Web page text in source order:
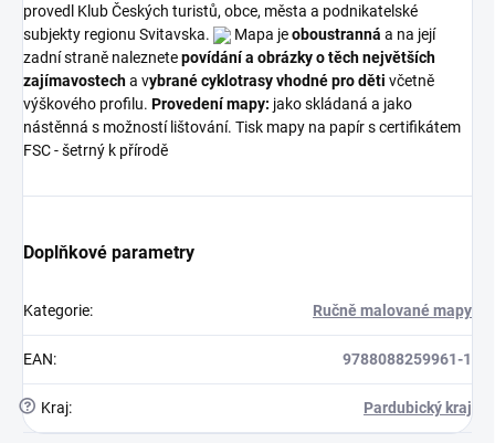
provedl Klub Českých turistů, obce, města a podnikatelské
subjekty regionu Svitavska.
Mapa jeoboustranná a na její
zadní straně naleznetepovídání a obrázky o těch největších
zajímavostecha vybrané cyklotrasy vhodné pro děti včetně
výškového profilu. Provedení mapy: jako skládaná a jako
nástěnná s možností lištování. Tisk mapy na papír s certifikátem
FSC - šetrný k přírodě
Doplňkové parametry
Kategorie: Ručně malované mapy
EAN: 9788088259961-1
? Kraj: Pardubický kraj